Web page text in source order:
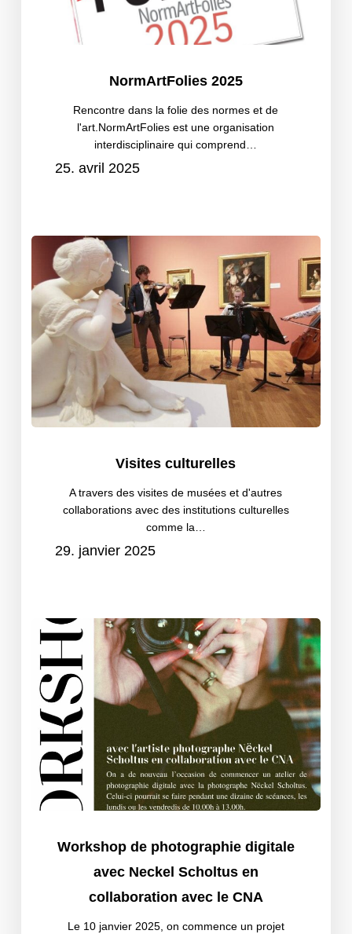
2025
NormArtFolies 2025
Rencontre dans la folie des normes et de
l'art.NormArtFolies est une organisation
interdisciplinaire qui comprend…
25. avril 2025
culturelles
culturelles
Visites culturelles
A travers des visites de musées et d'autres
collaborations avec des institutions culturelles
comme la…
29. janvier 2025
Workshop
de
photographie
digitale
avec
Neckel
Scholtus
en
avec
le
CNA
de
photographie
digitale
avec
Workshop de photographie digitale
avec Neckel Scholtus en
collaboration avec le CNA
Le 10 janvier 2025, on commence un projet